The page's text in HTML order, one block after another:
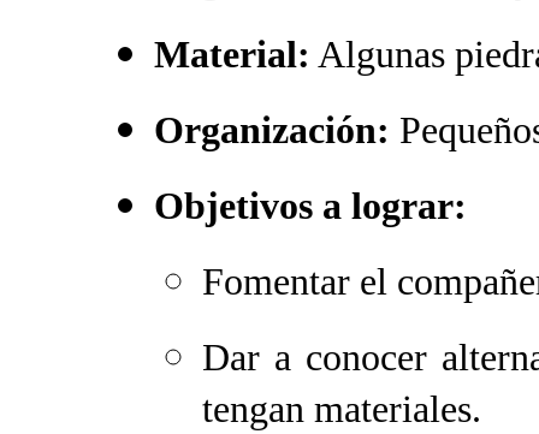
Material: Algunas
Organización:
Objetivos a lograr:
Fomentar el
Dar a conocer
tengan materiales.